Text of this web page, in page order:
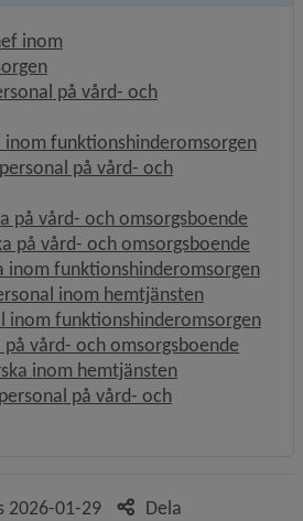
inom
på vård- och
funktionshinderomsorgen
på vård- och
på vård- och omsorgsboende
på vård- och omsorgsboende
inom funktionshinderomsorgen
inom hemtjänsten
inom funktionshinderomsorgen
på vård- och omsorgsboende
inom hemtjänsten
på vård- och
2026-01-29 Dela